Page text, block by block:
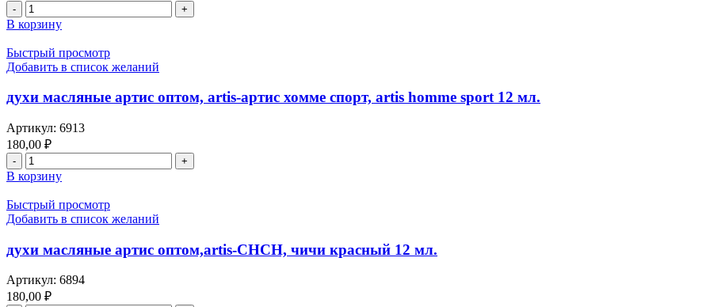
В корзину
Быстрый просмотр
Добавить в список желаний
духи масляные артис оптом, artis-артис хомме спорт, artis homme sport 12 мл.
Артикул: 6913
180,00 ₽
В корзину
Быстрый просмотр
Добавить в список желаний
духи масляные артис оптом,artis-CHCH, чичи красный 12 мл.
Артикул: 6894
180,00 ₽